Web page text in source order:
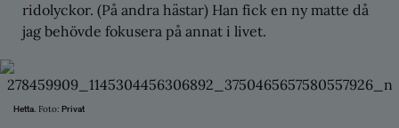
ridolyckor. (På andra hästar) Han fick en ny matte då
jag behövde fokusera på annat i livet.
Hetta. Foto: Privat